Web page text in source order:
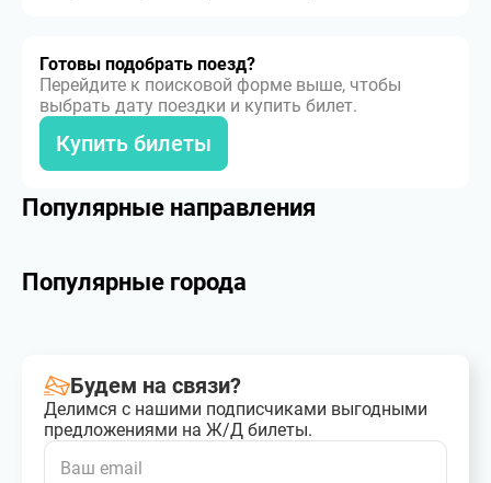
Готовы подобрать поезд?
Перейдите к поисковой форме выше, чтобы
выбрать дату поездки и купить билет.
Купить билеты
Популярные направления
Популярные города
Будем на связи?
Делимся с нашими подписчиками выгодными
предложениями на Ж/Д билеты.